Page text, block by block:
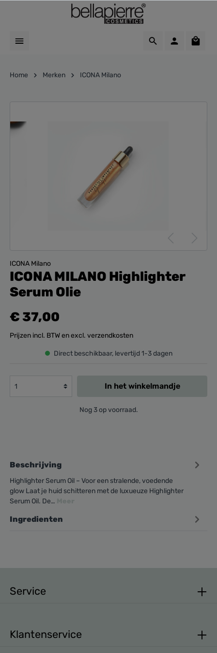
Home Merken ICONA Milano
ICONA Milano
ICONA MILANO Highlighter
Serum Olie
€ 37,00
Prijzen incl. BTW en excl. verzendkosten
Direct beschikbaar, levertijd 1-3 dagen
In het winkelmandje
Nog 3 op voorraad.
Beschrijving
Highlighter Serum Oil – Voor een stralende, voedende
glow Laat je huid schitteren met de luxueuze Highlighter
Serum Oil. De…
Ingredienten
Service
Klantenservice